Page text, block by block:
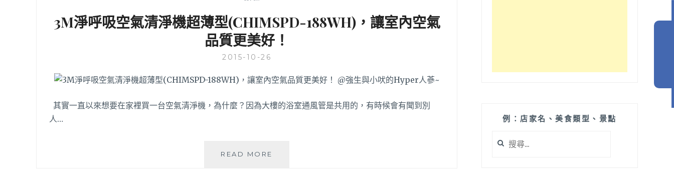
3M淨呼吸空氣清淨機超薄型(CHIMSPD-188WH)，讓室內空氣
品質更美好！
2015-10-26
其實一直以來想要在家裡買一台空氣清淨機，為什麼？因為大樓的浴室通風管是共用的，有時候會有聞到別
人…
READ MORE
例：店家名、美食類型、景點
尋